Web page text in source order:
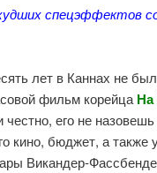
спецэффектов
лет в Каннах не
фильм корейца
его не
кино, бюджет, а также
Викандер-